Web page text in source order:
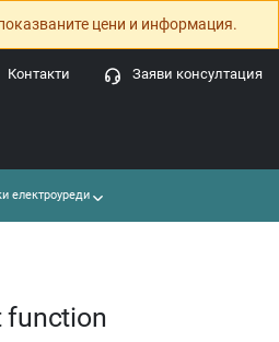
цени и информация.
Заяви консултация
Контакти
електроуреди
function